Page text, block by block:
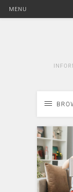
MENU